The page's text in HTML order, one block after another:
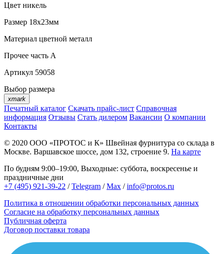
Цвет никель
Размер 18х23мм
Материал цветной металл
Прочее часть A
Артикул 59058
Выбор размера
xmark
Печатный каталог Скачать прайс-лист Справочная
информация Отзывы Стать дилером Вакансии О компании
Контакты
© 2020 ООО «ПРОТОС и К» Швейная фурнитура со склада в
Москве. Варшавское шоссе, дом 132, строение 9. На карте
По будням 9:00–19:00, Выходные: суббота, воскресенье и
праздничные дни
+7 (495) 921-39-22 /Telegram /Max /info@protos.ru
Политика в отношении обработки персональных данных
Согласие на обработку персональных данных
Публичная оферта
Договор поставки товара